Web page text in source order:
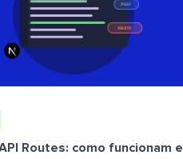
Routes: como funcionam e